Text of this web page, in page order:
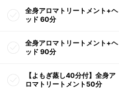
全身アロマトリートメント+ヘ
ッド 60分
全身アロマトリートメント+ヘ
ッド 90分
【よもぎ蒸し40分付】全身ア
ロマトリートメント50分